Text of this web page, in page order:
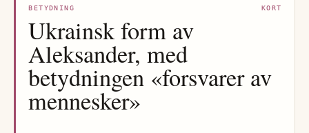
BETYDNING KORT
Ukrainsk form av
Aleksander, med
betydningen «forsvarer av
mennesker»